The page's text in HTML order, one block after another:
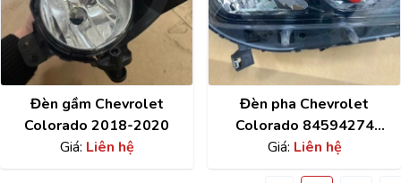
Đèn gầm Chevrolet
Colorado 2018-2020
Giá: Liên hệ
Đèn pha Chevrolet
Colorado 84594274
2017-2023
Giá: Liên hệ